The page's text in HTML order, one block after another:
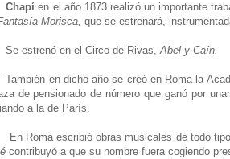
Chapíen el año 1873 realizó un importante
Morisca, que se estrenará,
Se estrenó en el Circo de Rivas,Abel y Caín.
También en dicho año se creó en Roma la
de pensionado de número que ganó por
a la de París.
En Roma escribió obras musicales de todo
contribuyó a que su nombre fuera cogiendo